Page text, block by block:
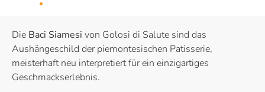
Die Baci Siamesi von Golosi di Salute sind das
Aushängeschild der piemontesischen Patisserie,
meisterhaft neu interpretiert für ein einzigartiges
Geschmackserlebnis.